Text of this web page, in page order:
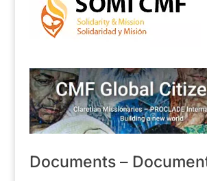
Documents –